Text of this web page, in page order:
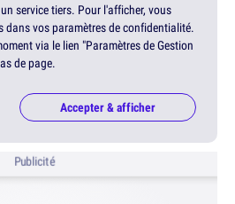
service tiers. Pour l'afficher, vous
dans vos paramètres de confidentialité.
via le lien "Paramètres de Gestion
de page.
Accepter & afficher
Publicité